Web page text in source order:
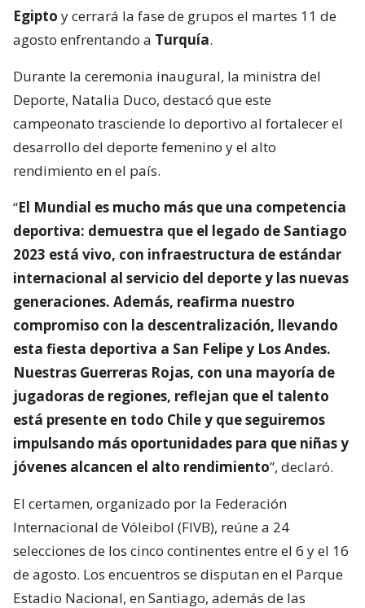
Egipto y cerrará la fase de grupos el martes 11 de
agosto enfrentando a Turquía.
Durante la ceremonia inaugural, la ministra del
Deporte, Natalia Duco, destacó que este
campeonato trasciende lo deportivo al fortalecer el
desarrollo del deporte femenino y el alto
rendimiento en el país.
“El Mundial es mucho más que una competencia
deportiva: demuestra que el legado de Santiago
2023 está vivo, con infraestructura de estándar
internacional al servicio del deporte y las nuevas
generaciones. Además, reafirma nuestro
compromiso con la descentralización, llevando
esta fiesta deportiva a San Felipe y Los Andes.
Nuestras Guerreras Rojas, con una mayoría de
jugadoras de regiones, reflejan que el talento
está presente en todo Chile y que seguiremos
impulsando más oportunidades para que niñas y
jóvenes alcancen el alto rendimiento”, declaró.
El certamen, organizado por la Federación
Internacional de Vóleibol (FIVB), reúne a 24
selecciones de los cinco continentes entre el 6 y el 16
de agosto. Los encuentros se disputan en el Parque
Estadio Nacional, en Santiago, además de las